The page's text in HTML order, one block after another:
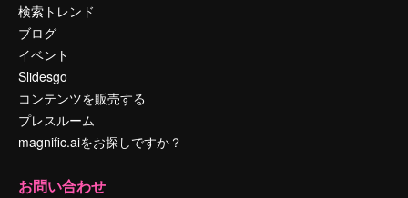
検索トレンド
ブログ
イベント
Slidesgo
コンテンツを販売する
プレスルーム
magnific.aiをお探しですか？
お問い合わせ